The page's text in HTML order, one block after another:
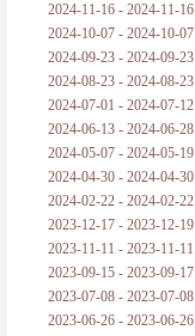
2024-11-16 - 2024-11-16
2024-10-07 - 2024-10-07
2024-09-23 - 2024-09-23
2024-08-23 - 2024-08-23
2024-07-01 - 2024-07-12
2024-06-13 - 2024-06-28
2024-05-07 - 2024-05-19
2024-04-30 - 2024-04-30
2024-02-22 - 2024-02-22
2023-12-17 - 2023-12-19
2023-11-11 - 2023-11-11
2023-09-15 - 2023-09-17
2023-07-08 - 2023-07-08
2023-06-26 - 2023-06-26